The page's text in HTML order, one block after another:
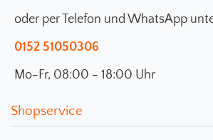
oder per Telefon und WhatsApp
0152 51050306
Mo-Fr, 08:00 - 18:00 Uhr
Shopservice